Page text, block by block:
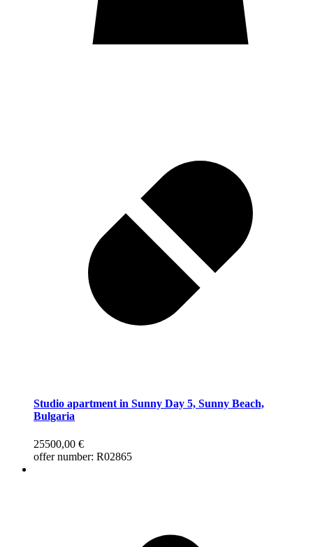
Studio apartment in Sunny Day 5, Sunny Beach,
Bulgaria
25500,00 €
offer number: R02865